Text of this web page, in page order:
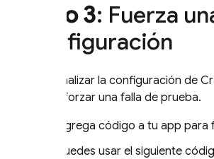
Paso 3: Fuerza
configuración
Para finalizar la configuración de
debes forzar una falla de prueba.
Agrega código a tu app
Puedes usar el siguiente